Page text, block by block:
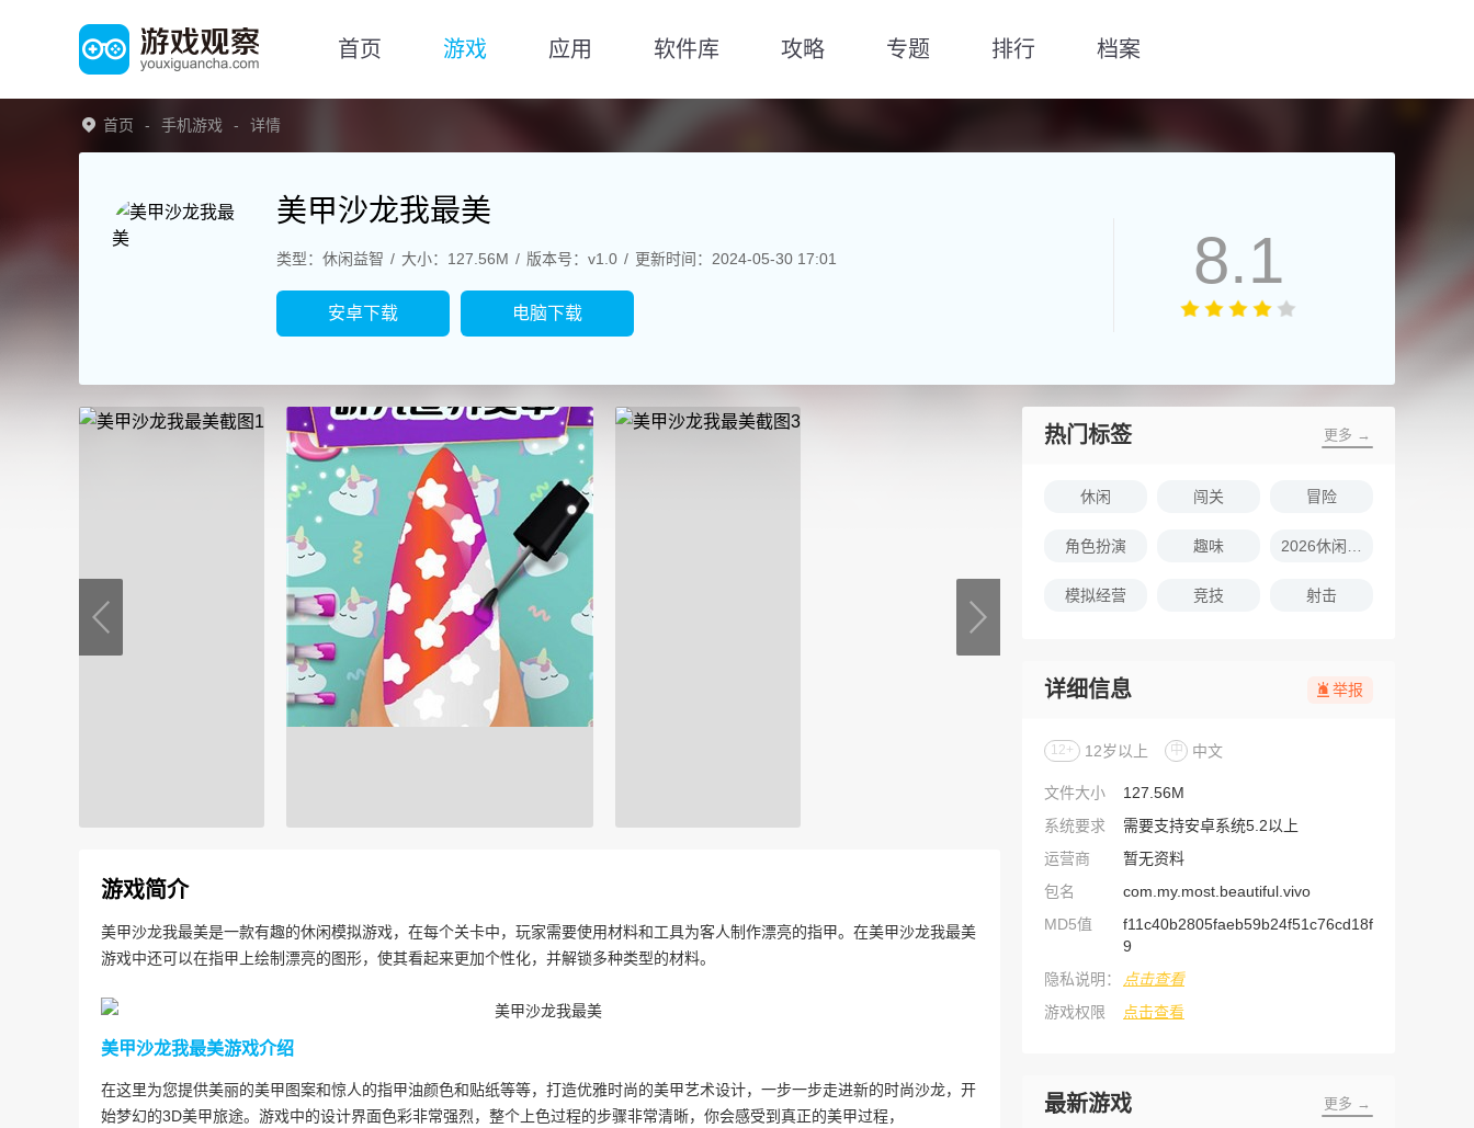
首页 游戏 应用 软件库 攻略 专题 排行 档案
首页 手机游戏 详情
美甲沙龙我最美
类型：休闲益智 大小：127.56M 版本号：v1.0 更新时间：2024-05-30 17:01
安卓下载 电脑下载
8.1
游戏简介
美甲沙龙我最美是一款有趣的休闲模拟游戏，在每个关卡中，玩家需要使用材料和工具为客人制作漂亮的指甲。在美甲沙龙我最美
游戏中还可以在指甲上绘制漂亮的图形，使其看起来更加个性化，并解锁多种类型的材料。
美甲沙龙我最美游戏介绍
在这里为您提供美丽的美甲图案和惊人的指甲油颜色和贴纸等等，打造优雅时尚的美甲艺术设计，一步一步走进新的时尚沙龙，开
始梦幻的3D美甲旅途。游戏中的设计界面色彩非常强烈，整个上色过程的步骤非常清晰，你会感受到真正的美甲过程，
热门标签 更多 →
休闲 闯关 冒险
角色扮演 趣味
模拟经营 竞技 射击
详细信息 举报
12+ 12岁以上 中 中文
文件大小
127.56M
系统要求
需要支持安卓系统5.2以上
运营商
暂无资料
包名
com.my.most.beautiful.vivo
MD5值
f11c40b2805faeb59b24f51c76cd18f
9
隐私说明：
点击查看
游戏权限
点击查看
最新游戏 更多 →